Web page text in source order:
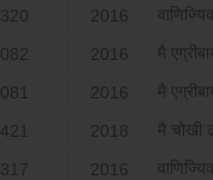
1320 2016
2016 मै
2016 मै
1421 2018 मै चोखी
1317 2016